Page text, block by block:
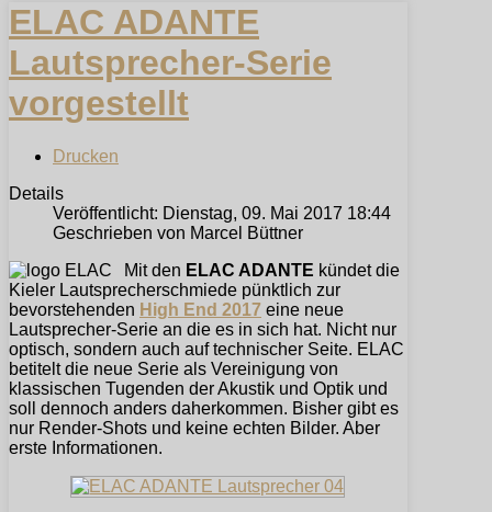
ELAC ADANTE
Lautsprecher-Serie
vorgestellt
Drucken
Details
Veröffentlicht: Dienstag, 09. Mai 2017 18:44
Geschrieben von Marcel Büttner
Mit den ELAC ADANTE kündet die
Kieler Lautsprecherschmiede pünktlich zur
bevorstehenden High End 2017 eine neue
Lautsprecher-Serie an die es in sich hat. Nicht nur
optisch, sondern auch auf technischer Seite. ELAC
betitelt die neue Serie als Vereinigung von
klassischen Tugenden der Akustik und Optik und
soll dennoch anders daherkommen. Bisher gibt es
nur Render-Shots und keine echten Bilder. Aber
erste Informationen.